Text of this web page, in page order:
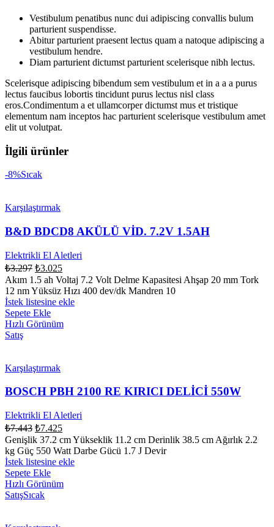
Vestibulum penatibus nunc dui adipiscing convallis bulum
parturient suspendisse.
Abitur parturient praesent lectus quam a natoque adipiscing a
vestibulum hendre.
Diam parturient dictumst parturient scelerisque nibh lectus.
Scelerisque adipiscing bibendum sem vestibulum et in a a a purus
lectus faucibus lobortis tincidunt purus lectus nisl class
eros.Condimentum a et ullamcorper dictumst mus et tristique
elementum nam inceptos hac parturient scelerisque vestibulum amet
elit ut volutpat.
İlgili ürünler
-8%Sıcak
Karşılaştırmak
B&D BDCD8 AKÜLÜ VİD. 7.2V 1.5AH
Elektrikli El Aletleri
₺3.297 ₺3.025
Akım 1.5 ah Voltaj 7.2 Volt Delme Kapasitesi Ahşap 20 mm Tork
12 nm Yüksüz Hızı 400 dev/dk Mandren 10
İstek listesine ekle
Sepete Ekle
Hızlı Görünüm
Satış
Karşılaştırmak
BOSCH PBH 2100 RE KIRICI DELİCİ 550W
Elektrikli El Aletleri
₺7.443 ₺7.425
Genişlik 37.2 cm Yükseklik 11.2 cm Derinlik 38.5 cm Ağırlık 2.2
kg Güç 550 Watt Darbe Gücü 1.7 J Devir
İstek listesine ekle
Sepete Ekle
Hızlı Görünüm
SatışSıcak